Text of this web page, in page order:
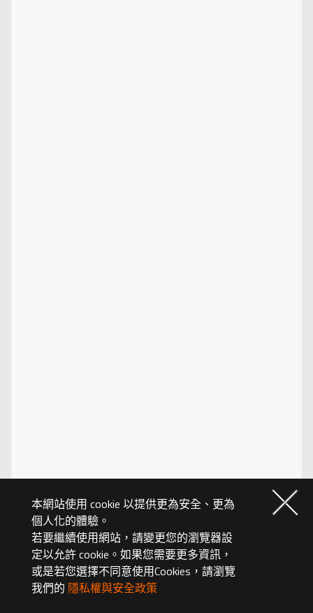
本網站使用 cookie 以提供更為安全、更為
個人化的體驗。
若要繼續使用網站，請變更您的瀏覽器設
定以允許 cookie。如果您需要更多資訊，
或是若您選擇不同意使用Cookies，請瀏覽
我們的 隱私權與安全政策